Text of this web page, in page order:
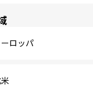
ロッパ